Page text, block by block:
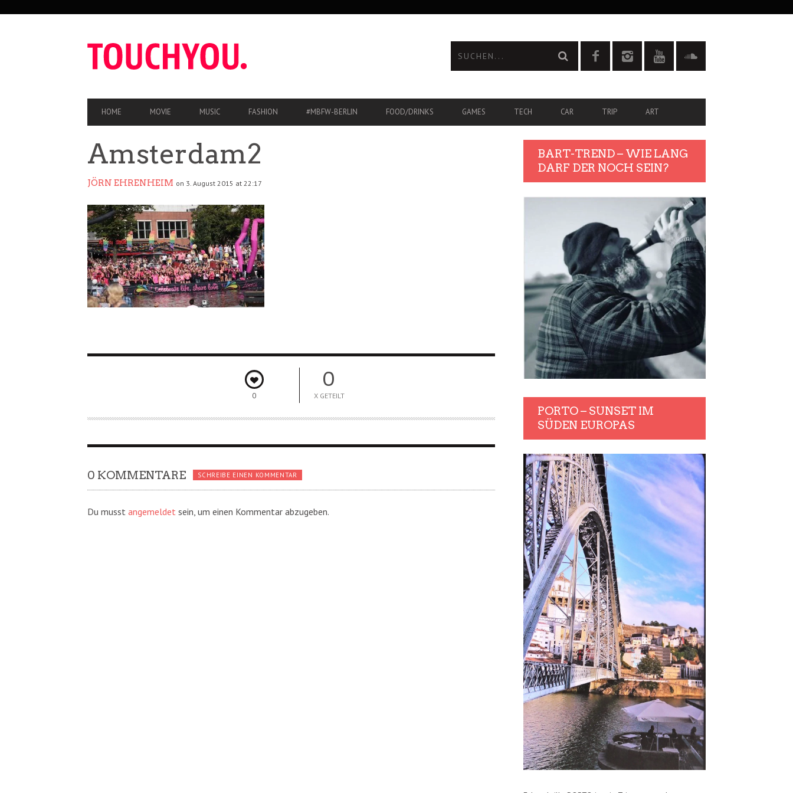
HAUPT-
NAVIGATION
HOME MOVIE MUSIC FASHION #MBFW-BERLIN FOOD/DRINKS GAMES TECH CAR TRIP ART
Amsterdam2
JÖRN EHRENHEIM on 3. August 2015 at 22:17
0
0
X GETEILT
0 KOMMENTARE SCHREIBE EINEN KOMMENTAR
Du musst angemeldet sein, um einen Kommentar abzugeben.
BART-TREND – WIE LANG
DARF DER NOCH SEIN?
PORTO – SUNSET IM
SÜDEN EUROPAS